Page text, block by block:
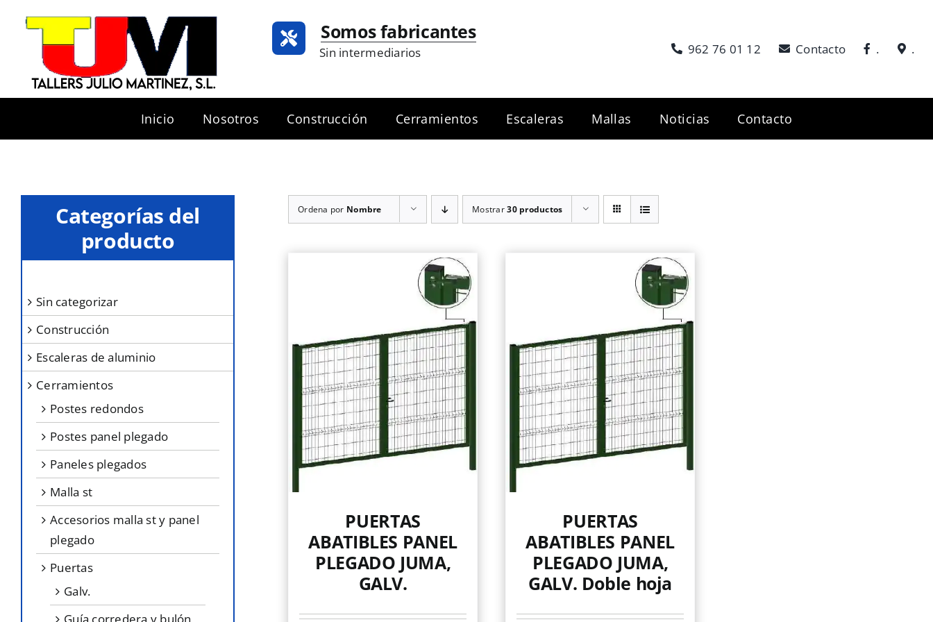
contenido
Somos fabricantes
Sin intermediarios 962 76 01 12 Contacto . .
Inicio Nosotros Construcción Cerramientos Escaleras Mallas Noticias Contacto
Ordena por Nombre Mostrar30 productos
PUERTAS
ABATIBLES PANEL
PLEGADO JUMA,
GALV.
PUERTAS
ABATIBLES PANEL
PLEGADO JUMA,
GALV. Doble hoja
Categorías del
producto
sin categorizar
construcción
escaleras de aluminio
cerramientos
postes redondos
postes panel plegado
paneles plegados
malla st
accesorios malla st y panel
plegado
puertas
galv.
guía corredera y bulón